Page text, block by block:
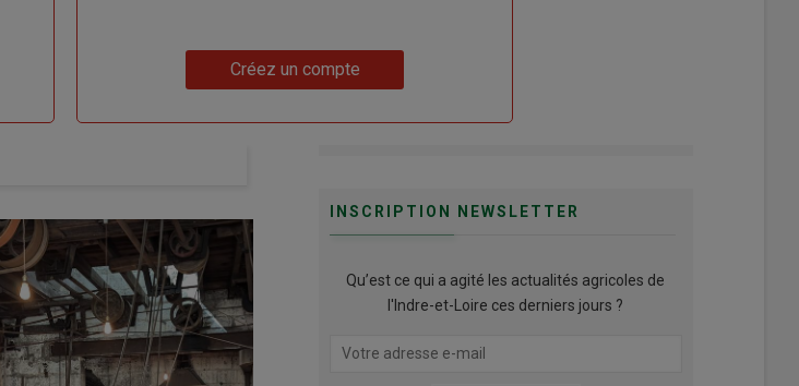
Créez un compte
INSCRIPTION NEWSLETTER
Qu’est ce qui a agité les actualités agricoles de
l'Indre-et-Loire ces derniers jours ?